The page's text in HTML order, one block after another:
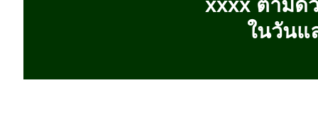
xxxx ตามด้
ในวันแ